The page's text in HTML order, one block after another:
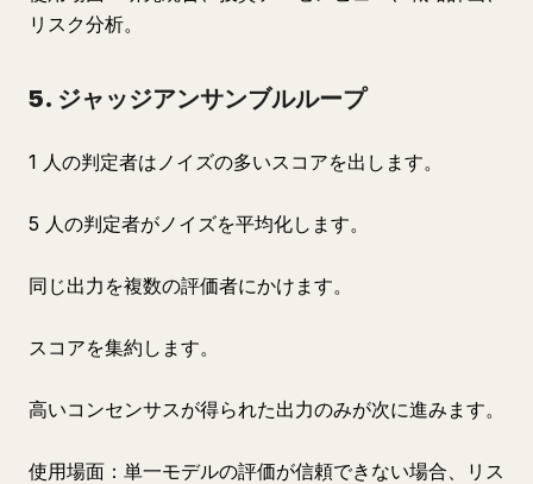
リスク分析。
5. ジャッジアンサンブルループ
1 人の判定者はノイズの多いスコアを出します。
5 人の判定者がノイズを平均化します。
同じ出力を複数の評価者にかけます。
スコアを集約します。
高いコンセンサスが得られた出力のみが次に進みます。
使用場面：単一モデルの評価が信頼できない場合、リス